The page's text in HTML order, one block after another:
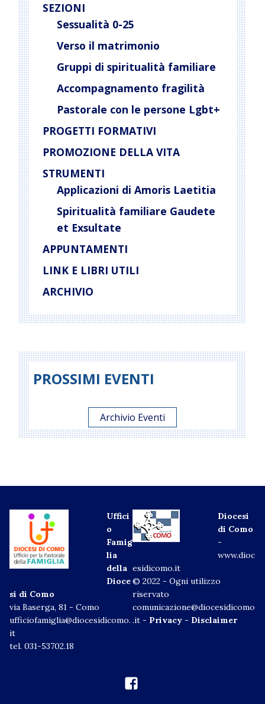
SEZIONI
Sessualità 0-25
Verso il matrimonio
Gruppi di spiritualità familiare
Accompagnamento fragilità
Pastorale con le persone Lgbt+
PROGETTI FORMATIVI
PROMOZIONE DELLA VITA
STRUMENTI
Applicazioni di Amoris Laetitia
Spiritualità familiare Gaudete
et Exsultate
APPUNTAMENTI
LINK E LIBRI UTILI
ARCHIVIO
PROSSIMI EVENTI
Archivio Eventi
Uffici
o
Famig
lia
della
Dioce
si di Como
via Baserga, 81 - Como
ufficiofamiglia@diocesidicomo.
it
tel. 031-53702.18
Diocesi
di Como
-
www.dioc
esidicomo.it
© 2022 - Ogni utilizzo
riservato
comunicazione@diocesidicomo
.it - Privacy - Disclaimer
Facebook